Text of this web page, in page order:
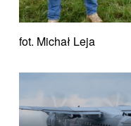
fot. Michał Leja